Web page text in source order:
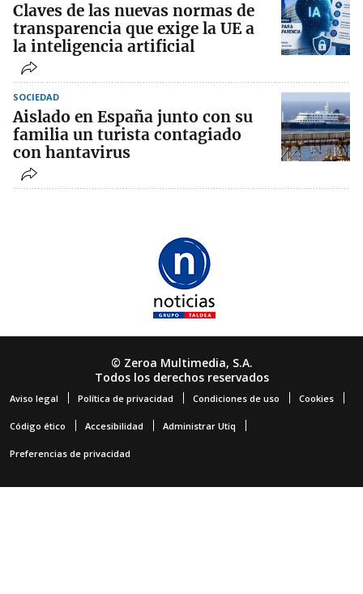
Claves de las nuevas normas de
transparencia que exige la UE a
la inteligencia artificial
SOCIEDAD
Aislado en España junto con su
familia un turista contagiado
con hantavirus
© Zeroa Multimedia, S.A.
Todos los derechos reservados
Aviso legal Política de privacidad Condiciones de uso Cookies
Código ético Accesibilidad Administrar Utiq
Preferencias de privacidad